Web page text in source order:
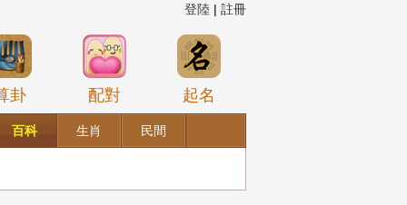
登陸 | 註冊
卦 配對 起名
百科 生肖 民間